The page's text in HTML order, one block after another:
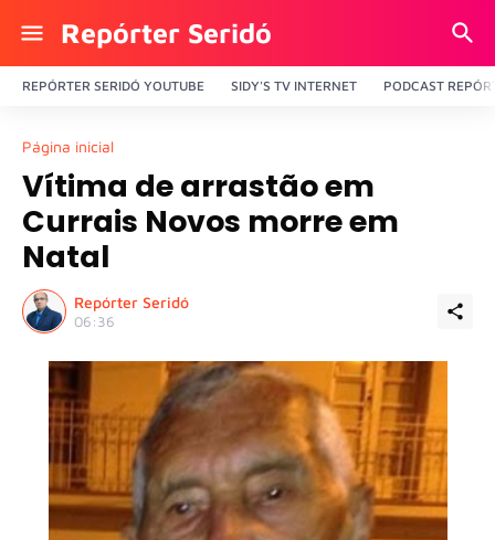
Repórter Seridó
REPÓRTER SERIDÓ YOUTUBE SIDY'S TV INTERNET PODCAST
Página inicial
Vítima de arrastão em
Currais Novos morre em
Natal
Repórter Seridó
06:36